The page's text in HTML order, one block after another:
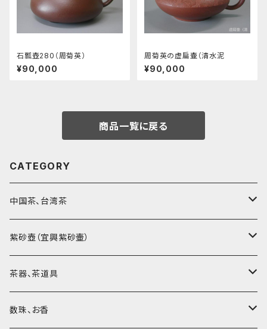
石瓢壺280（周菊英）
¥90,000
周菊英の虚扁壷（清水泥
¥90,000
商品一覧に戻る
CATEGORY
中国茶、台湾茶
烏龍茶（ウーロン茶）
黒茶（緊圧茶、普洱茶）
紅茶、白茶、緑茶
紫砂壺（宜興紫砂壷）
大師、名人、高工の作品
周菊英（高級工藝美術師）
茶器、茶道具
茶杯、聞香杯
数珠、お香